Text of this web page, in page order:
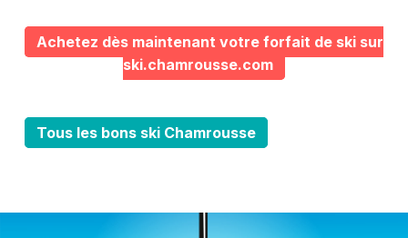
Achetez dès maintenant votre forfait de ski sur
ski.chamrousse.com
Tous les bons ski Chamrousse